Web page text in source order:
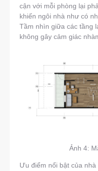
cận với mỗi phòng lại
khiến ngôi nhà như có
Tầm nhìn giữa các tầng
không gây cảm giác
Ảnh 4:
Ưu điểm nổi bật của